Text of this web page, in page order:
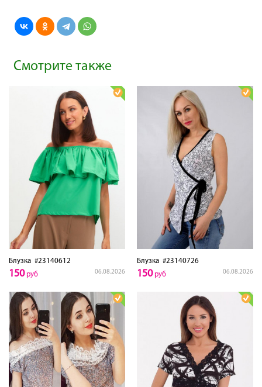
Смотрите также
Блузка #23140612
06.08.2026
150руб
Блузка #23140726
06.08.2026
150руб